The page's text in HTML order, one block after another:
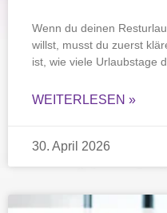
Wenn du deinen
willst, musst du zuerst
ist, wie viele Urlaubstage
WEITERLESEN »
30. April 2026